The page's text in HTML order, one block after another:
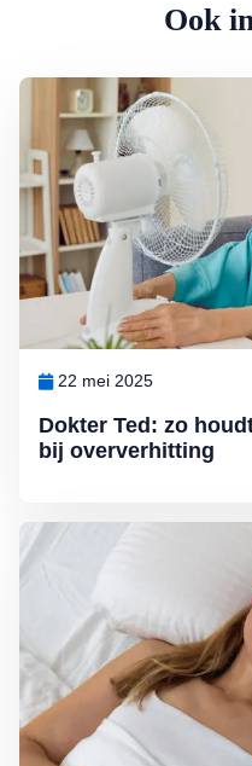
Ook
Dokter Ted: zo
bij oververhitting
22 mei 2025
Lees meer over Dokter Ted:
Lees meer over Nieuwe